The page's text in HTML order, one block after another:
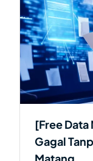
[Free Data
Gagal
Matang